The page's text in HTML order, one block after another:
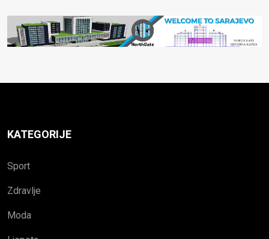
KATEGORIJE
Sport
Zdravlje
Moda